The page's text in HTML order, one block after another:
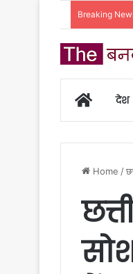
Breaking
Homeदेश
Home /